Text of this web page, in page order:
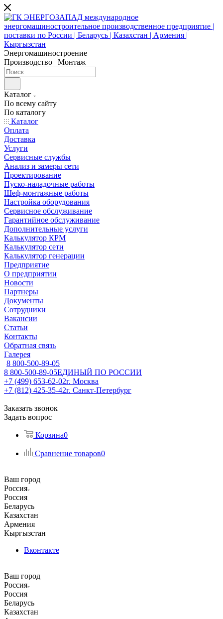
Энергомашиностроение
Производство | Монтаж
Каталог
По всему сайту
По каталогу
Каталог
Оплата
Доставка
Услуги
Сервисные службы
Анализ и замеры сети
Проектирование
Пуско-наладочные работы
Шеф-монтажные работы
Настройка оборудования
Сервисное обслуживание
Гарантийное обслуживание
Дополнительные услуги
Калькулятор КРМ
Калькулятор сети
Калькулятор генерации
Предприятие
О предприятии
Новости
Партнеры
Документы
Сотрудники
Вакансии
Статьи
Контакты
Обратная связь
Галерея
8 800-500-89-05
8 800-500-89-05ЕДИНЫЙ ПО РОССИИ
+7 (499) 653-62-02г. Москва
+7 (812) 425-35-42г. Санкт-Петербург
Заказать звонок
Задать вопрос
Корзина0
Сравнение товаров0
Ваш город
Россия
Россия
Беларусь
Казахстан
Армения
Кыргызстан
Вконтакте
Ваш город
Россия
Россия
Беларусь
Казахстан